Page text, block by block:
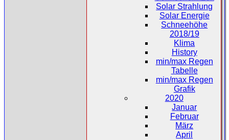
Solar Strahlung
Solar Energie
Schneehöhe
2018/19
Klima
History
min/max Regen
Tabelle
min/max Regen
Grafik
2020
Januar
Februar
März
April